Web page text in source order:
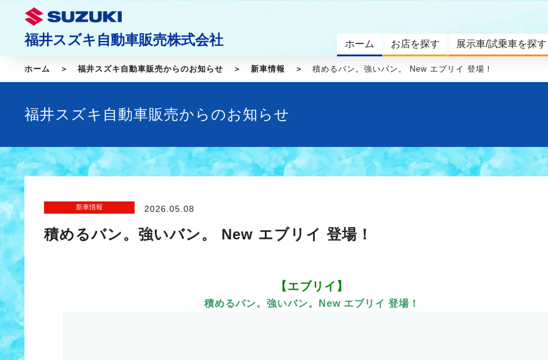
福井スズキ自動車販売株式会社 ホーム お店を探す 展示車/試乗車を探す
ホーム 福井スズキ自動車販売からのお知らせ 新車情報 積めるバン。強いバン。 New エブリイ 登場！
福井スズキ自動車販売からのお知らせ
新車情報 2026.05.08
積めるバン。強いバン。 New エブリイ 登場！
【エブリイ】
積めるバン。強いバン。New エブリイ 登場！